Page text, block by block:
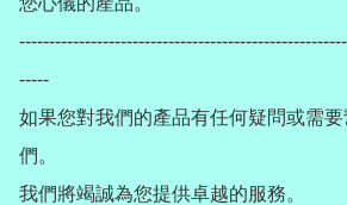
-----
如果您對我們的產品有任何疑問或需
們。
我們將竭誠為您提供卓越的服務。